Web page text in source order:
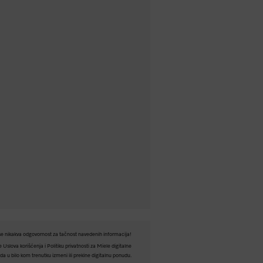
nikakva odgovornost za tačnost navedenih informacija!
korišćenja i Politiku privatnosti za Miele digitalne
u bilo kom trenutku izmeni ili prekine digitalnu ponudu.